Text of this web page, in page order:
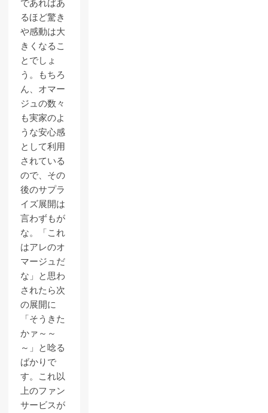
であればあ
るほど驚き
や感動は大
きくなるこ
とでしょ
う。もちろ
ん、オマー
ジュの数々
も実家のよ
うな安心感
として利用
されている
ので、その
後のサプラ
イズ展開は
言わずもが
な。「これ
はアレのオ
マージュだ
な」と思わ
されたら次
の展開に
「そうきた
かァ～～
～」と唸る
ばかりで
す。これ以
上のファン
サービスが